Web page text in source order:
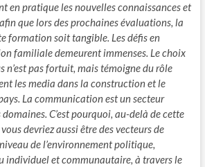
en pratique les nouvelles connaissances et
que lors des prochaines évaluations, la
formation soit tangible. Les défis en
familiale demeurent immenses. Le choix
n’est pas fortuit, mais témoigne du rôle
les media dans la construction et le
La communication est un secteur
C’est pourquoi, au-delà de cette
devriez aussi être des vecteurs de
de l’environnement politique,
individuel et communautaire, à travers le